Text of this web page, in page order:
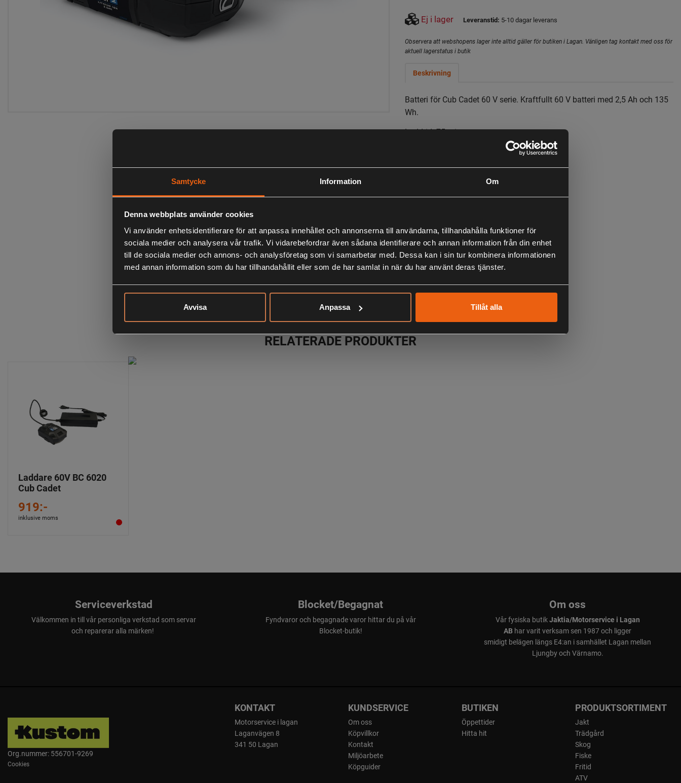
Samtycke Information Om
Denna webbplats använder cookies
Vi använder enhetsidentifierare för att anpassa innehållet och annonserna till användarna, tillhandahålla funktioner för
sociala medier och analysera vår trafik. Vi vidarebefordrar även sådana identifierare och annan information från din enhet
till de sociala medier och annons- och analysföretag som vi samarbetar med. Dessa kan i sin tur kombinera informationen
med annan information som du har tillhandahållit eller som de har samlat in när du har använt deras tjänster.
Avvisa Anpassa Tillåt alla
Ej i lager Leveranstid: 5-10 dagar leverans
Observera att webshopens lager inte alltid gäller för butiken i Lagan. Vänligen tag kontakt med oss för
aktuell lagerstatus i butik
Beskrivning
Batteri för Cub Cadet 60 V serie. Kraftfullt 60 V batteri med 2,5 Ah och 135
Wh.
Laddtid: 75 minuter.
LIKNANDE PRODUKTER
KÖPS OFTA TILLSAMMANS
ANDRA HAR OCKSÅ TITTAT PÅ
RELATERADE PRODUKTER
Laddare 60V BC 6020
Cub Cadet
919:-
inklusive moms
Serviceverkstad
Välkommen in till vår personliga verkstad som servar
och reparerar alla märken!
Blocket/Begagnat
Fyndvaror och begagnade varor hittar du på vår
Blocket-butik!
Om oss
Vår fysiska butikJaktia/Motorservice i Lagan
AB har varit verksam sen 1987 och ligger
smidigt belägen längs E4:an i samhället Lagan mellan
Ljungby och Värnamo.
Org.nummer: 556701-9269
Cookies
KONTAKT
Motorservice i lagan
Laganvägen 8
341 50 Lagan
KUNDSERVICE
Om oss
Köpvillkor
Kontakt
Miljöarbete
Köpguider
BUTIKEN
Öppettider
Hitta hit
PRODUKTSORTIMENT
Jakt
Trädgård
Skog
Fiske
Fritid
ATV